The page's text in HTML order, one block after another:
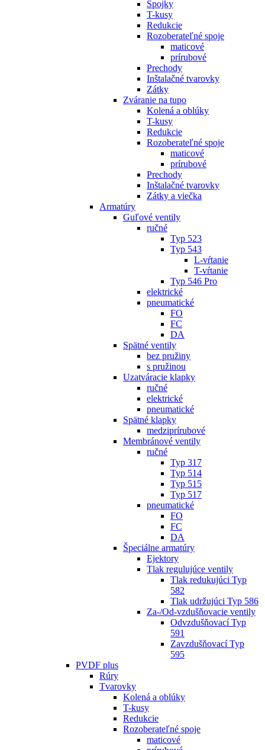
Spojky
T-kusy
Redukcie
Rozoberateľné spoje
maticové
prírubové
Prechody
Inštalačné tvarovky
Zátky
Zváranie na tupo
Kolená a oblúky
T-kusy
Redukcie
Rozoberateľné spoje
maticové
prírubové
Prechody
Inštalačné tvarovky
Zátky a viečka
Armatúry
Guľové ventily
ručné
Typ 523
Typ 543
L-vŕtanie
T-vŕtanie
Typ 546 Pro
elektrické
pneumatické
FO
FC
DA
Spätné ventily
bez pružiny
s pružinou
Uzatváracie klapky
ručné
elektrické
pneumatické
Spätné klapky
medziprírubové
Membránové ventily
ručné
Typ 317
Typ 514
Typ 515
Typ 517
pneumatické
FO
FC
DA
Špeciálne armatúry
Ejektory
Tlak regulujúce ventily
Tlak redukujúci Typ
582
Tlak udržujúci Typ 586
Za-/Od-vzdušňovacie ventily
Odvzdušňovací Typ
591
Zavzdušňovací Typ
595
PVDF plus
Rúry
Tvarovky
Kolená a oblúky
T-kusy
Redukcie
Rozoberateľné spoje
maticové